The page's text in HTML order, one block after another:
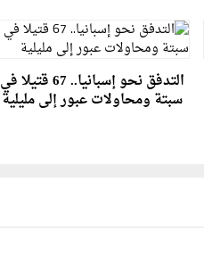
التدفق نحو إسبانيا.. 67 قتيلا في
سبتة ومحاولات عبور إلى مليلية